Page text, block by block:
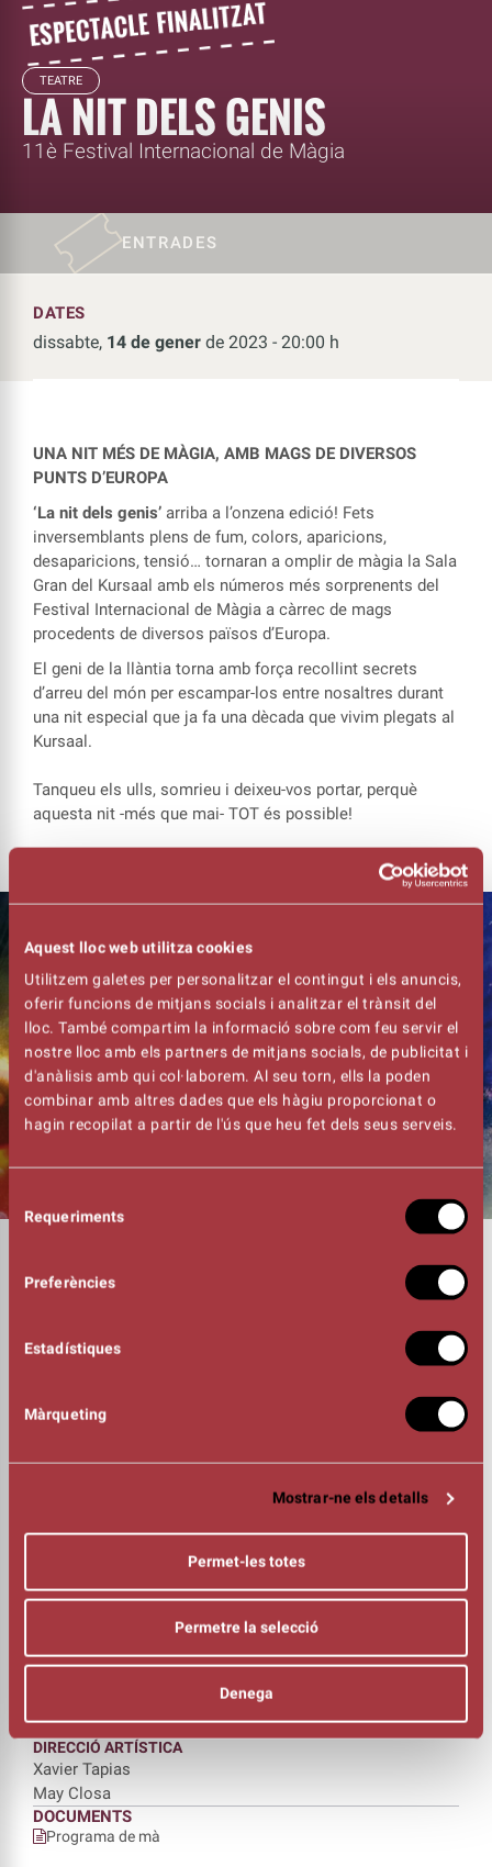
Aquest lloc web utilitza cookies
Utilitzem galetes per personalitzar el contingut i els anuncis,
oferir funcions de mitjans socials i analitzar el trànsit del
lloc. També compartim la informació sobre com feu servir el
nostre lloc amb els partners de mitjans socials, de publicitat i
d'anàlisis amb qui col·laborem. Al seu torn, ells la poden
combinar amb altres dades que els hàgiu proporcionat o
hagin recopilat a partir de l'ús que heu fet dels seus serveis.
de Requeriments
Preferències
Estadístiques
Màrqueting
Mostrar-ne els detalls
Permet-les totes
Permetre la selecció
Denega
TEATRE
LA NIT DELS GENIS
11è Festival Internacional de Màgia
ENTRADES
DATES
dissabte, 14 de gener de 2023 - 20:00 h
UNA NIT MÉS DE MÀGIA, AMB MAGS DE DIVERSOS
PUNTS D’EUROPA
‘La nit dels genis’ arriba a l’onzena edició! Fets
inversemblants plens de fum, colors, aparicions,
desaparicions, tensió… tornaran a omplir de màgia la Sala
Gran del Kursaal amb els números més sorprenents del
Festival Internacional de Màgia a càrrec de mags
procedents de diversos països d’Europa.
El geni de la llàntia torna amb força recollint secrets
d’arreu del món per escampar-los entre nosaltres durant
una nit especial que ja fa una dècada que vivim plegats al
Kursaal.
Tanqueu els ulls, somrieu i deixeu-vos portar, perquè
aquesta nit -més que mai- TOT és possible!
01:30h
INTÈRPRETS
Mag Ramó – Catalunya
Laia Baulenas – Catalunya
Ernesto Fontalba & Andrea – Espanya
Andrea Baioni – Itàlia
Eberhard Riese – Alemanya
Nikolai Striebel – Alemanya
Vadim Gordeev & Elena Goordeev – Rússia
Maxim Gladstain – Rússia
Kenris Murat & Aurelia Komur – Turquia
Thomas – França
DIRECCIÓ ARTÍSTICA
Xavier Tapias
May Closa
DOCUMENTS
Programa de mà